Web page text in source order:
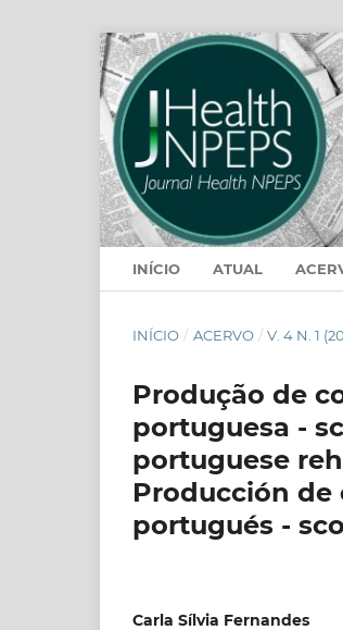
INÍCIO ATUAL
INÍCIO / ACERVO / V. 4 N. 1
Produção de
portuguesa -
portuguese
Producción
portugués -
Carla Sílvia Fernandes